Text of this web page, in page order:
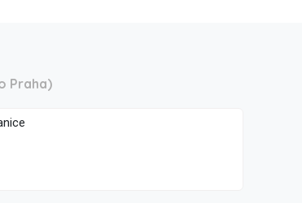
Praha)